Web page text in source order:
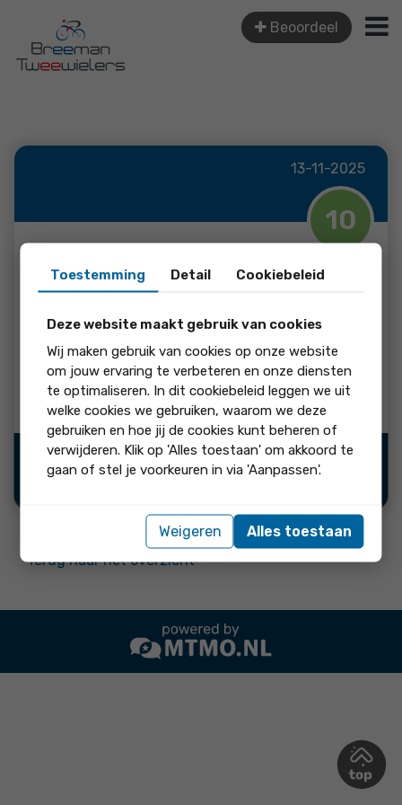
Beoordeel
13-11-2025
10
Johan Van Gelderen
Een fijn familie bedrijf gezel...
beoordeling:
Een fijn familie bedrijf gezellige sfeer en fijne service.
Bron:
Terug naar het overzicht
Toestemming Detail Cookiebeleid
Deze website maakt gebruik van cookies
Wij maken gebruik van cookies op onze website
om jouw ervaring te verbeteren en onze diensten
te optimaliseren. In dit cookiebeleid leggen we uit
welke cookies we gebruiken, waarom we deze
gebruiken en hoe jij de cookies kunt beheren of
verwijderen. Klik op 'Alles toestaan' om akkoord te
gaan of stel je voorkeuren in via 'Aanpassen'.
Weigeren Alles toestaan